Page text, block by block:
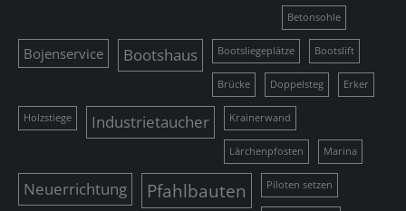
Betonsohle
Bojenservice Bootshaus Bootsliegeplätze Bootslift
Brücke Doppelsteg Erker
Holzstiege Industrietaucher Krainerwand
Lärchenpfosten Marina
Neuerrichtung Pfahlbauten Piloten setzen